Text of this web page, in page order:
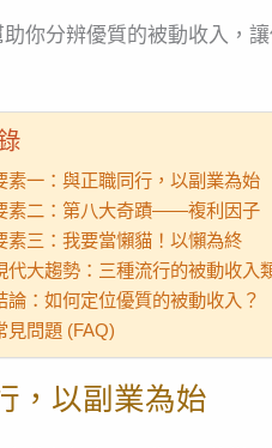
你分辨優質的被動收入，
素一：與正職同行，以副業為始
素二：第八大奇蹟——複利因子
素三：我要當懶貓！以懶為終
代大趨勢：三種流行的被動收入
論：如何定位優質的被動收入？
見問題 (FAQ)
，以副業為始